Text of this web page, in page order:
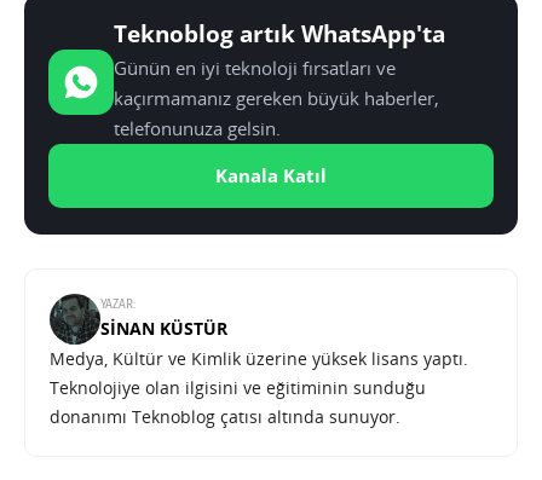
Teknoblog artık WhatsApp'ta
Günün en iyi teknoloji fırsatları ve
kaçırmamanız gereken büyük haberler,
telefonunuza gelsin.
Kanala Katıl
YAZAR:
SINAN KÜSTÜR
Medya, Kültür ve Kimlik üzerine yüksek lisans yaptı.
Teknolojiye olan ilgisini ve eğitiminin sunduğu
donanımı Teknoblog çatısı altında sunuyor.